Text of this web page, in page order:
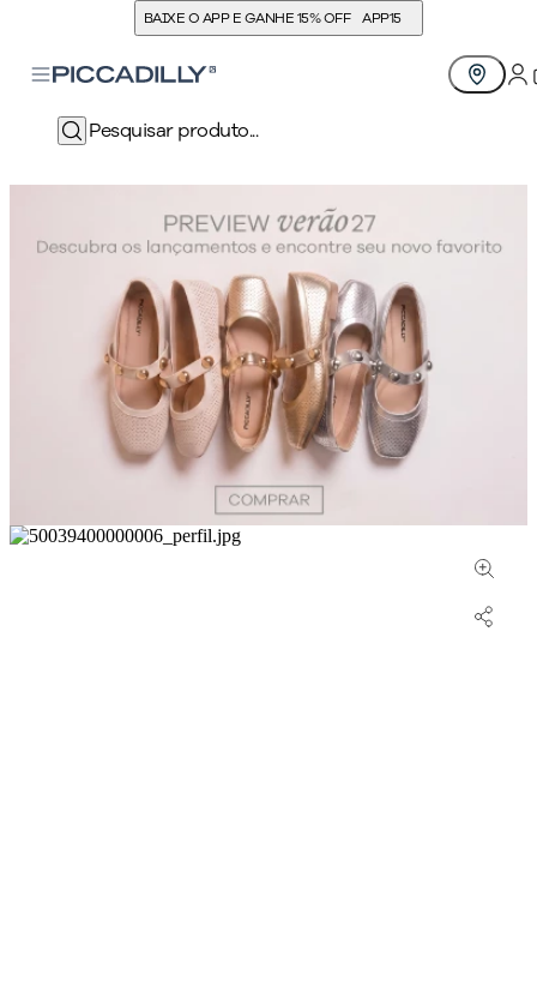
BAIXE O APP E GANHE 15% OFF APP15